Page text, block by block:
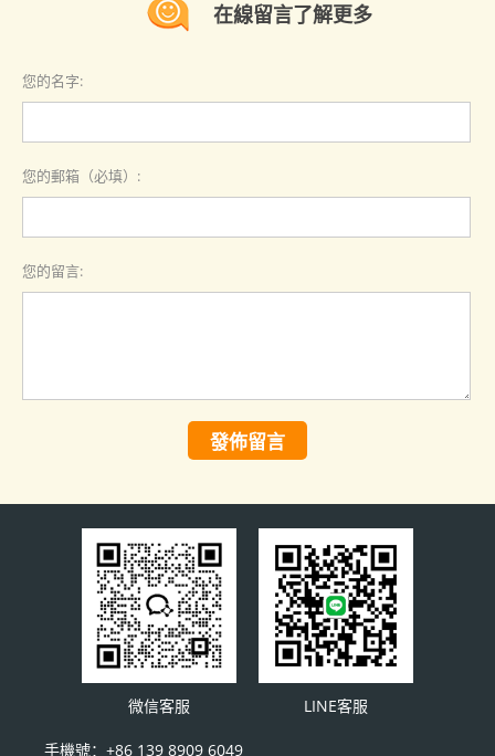
在線留言了解更多
您的名字:
您的郵箱（必填）:
您的留言:
發佈留言
微信客服 LINE客服
手機號：+86 139 8909 6049